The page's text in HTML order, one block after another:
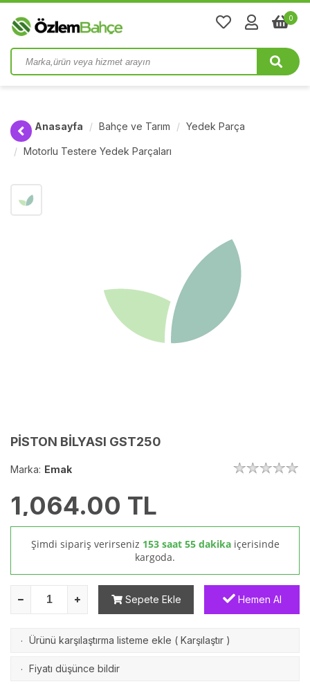
0
Anasayfa Bahçe ve Tarım Yedek Parça
Motorlu Testere Yedek Parçaları
PİSTON BİLYASI GST250
Marka: Emak
1,064.00 TL
Şimdi sipariş verirseniz 153 saat 55 dakika içerisinde
kargoda.
Sepete Ekle Hemen Al
· Ürünü karşılaştırma listeme ekle ( Karşılaştır )
· Fiyatı düşünce bildir